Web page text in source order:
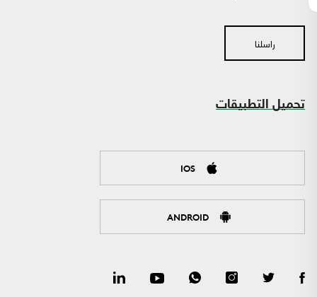
راسلنا
تحميل التطبيقات
IOS
ANDROID